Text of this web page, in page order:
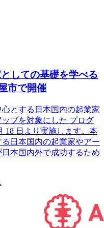
しての基礎を学べる
市で開催
心とする日本国内の起業家
プを対象にした プログ
18 日より実施します。本
日本国内の起業家やアー
本国内外で成功するため